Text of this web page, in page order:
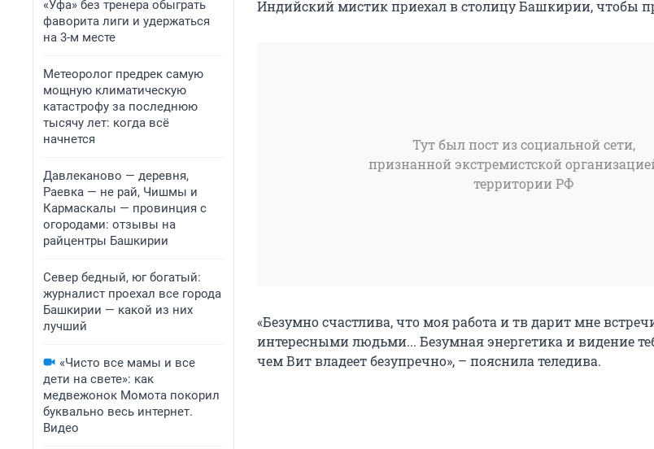
«Уфа» без тренера обыграть
фаворита лиги и удержаться
на 3-м месте
Метеоролог предрек самую
мощную климатическую
катастрофу за последнюю
тысячу лет: когда всё
начнется
Давлеканово — деревня,
Раевка — не рай, Чишмы и
Кармаскалы — провинция с
огородами: отзывы на
райцентры Башкирии
Север бедный, юг богатый:
журналист проехал все города
Башкирии — какой из них
лучший
«Чисто все мамы и все
дети на свете»: как
медвежонок Момота покорил
буквально весь интернет.
Видео
Индийский мистик приехал в столицу Башкирии, чтобы
Тут был пост из социальной сети,
признанной экстремистской
территории РФ
«Безумно счастлива, что моя работа и тв дарит мне
интересными людьми... Безумная энергетика и видение
чем Вит владеет безупречно», – пояснила теледива.